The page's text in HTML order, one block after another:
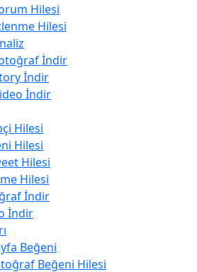
Hilesi
Hilesi
İndir
İndir
İndir
Hilesi
Hilesi
Hilesi
Hilesi
İndir
İndir
Beğeni
Beğeni Hilesi